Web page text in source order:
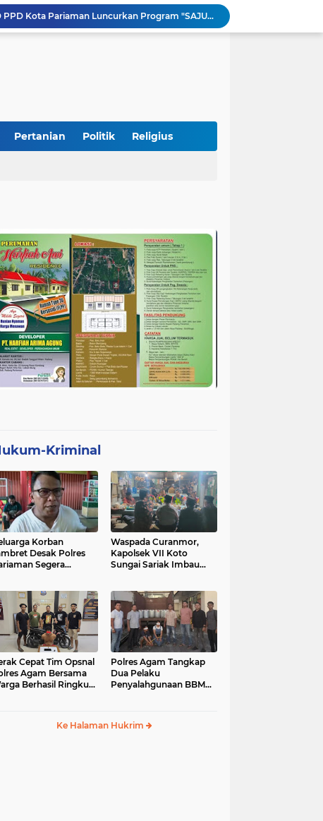
Tingkatkan PAD, UPTD PPD Kota Pariaman Luncurkan Program "SAJUMPA"
Pemkab Perkuat Komitmen Dalam Kehidupan Masyarakat Yang Harmonis
Bersama Rombongan Jemput Aspirasi
Jalan Pada Empat Titik
Pimpinan Pemda
Pertanian Politik Religius
Kriminal
Korban
Desak Polres
Segera
Waspada Curanmor,
Kapolsek VII Koto
Sungai Sariak Imbau
Cepat Tim Opsnal
Agam Bersama
Berhasil Ringkus
Polres Agam Tangkap
Dua Pelaku
Penyalahgunaan BBM
Ke Halaman Hukrim